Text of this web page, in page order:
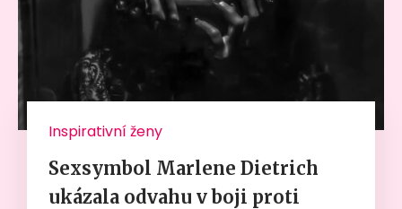
Inspirativní ženy
Sexsymbol Marlene Dietrich
ukázala odvahu v boji proti